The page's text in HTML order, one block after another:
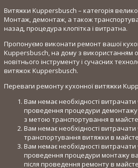
Витяжки Kuppersbusch – категорія
Монтаж, демонтаж, а також
назад, процедура клопітка і витратна.
Пропонуємо виконати ремонт вашої
Kuppersbusch, на дому з використанням
новітнього інструменту і сучасних
витяжок Kuppersbusch.
Переваги ремонту кухонної витяжки
Вам немає необхідності витрачати
проведення процедури демонтажу
з метою транспортування в
Вам немає необхідності витрачати
транспортування витяжки в
Вам немає необхідності витрачати
проведення процедури монтажу
після проведення ремонту в